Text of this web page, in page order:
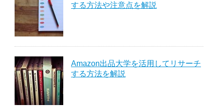
する方法や注意点を解説
Amazon出品大学を活用してリサーチ
する方法を解説